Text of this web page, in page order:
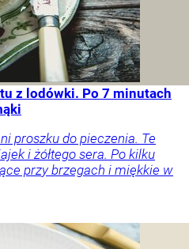
z lodówki. Po 7 minutach
proszku do pieczenia. Te
i żółtego sera. Po kilku
przy brzegach i miękkie w